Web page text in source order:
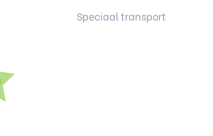
Speciaal transport